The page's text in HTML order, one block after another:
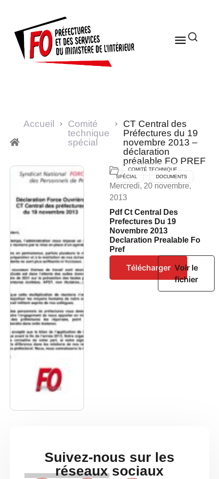
Accueil
Comité
technique
spécial
CT Central des
Préfectures du 19
novembre 2013 –
déclaration
préalable FO PREF
COMITÉ TECHNIQUE
SPÉCIAL
DOCUMENTS
Mercredi, 20 novembre,
2013
Pdf Ct Central Des
Prefectures Du 19
Novembre 2013
Declaration Prealable Fo
Pref
Télécharger Voir le
fichier
Suivez-nous sur les
réseaux sociaux